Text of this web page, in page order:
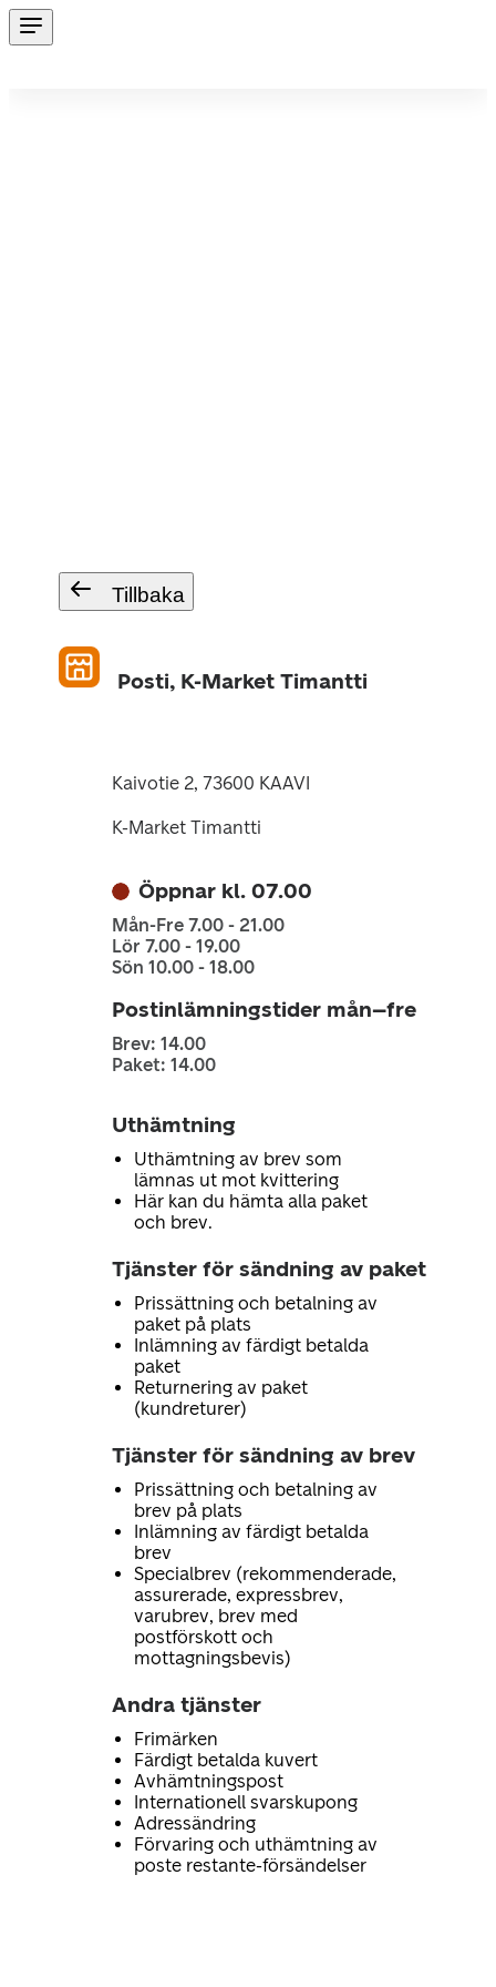
Tillbaka
Posti, K-Market Timantti
Kaivotie 2, 73600 KAAVI
K-Market Timantti
Öppnar kl. 07.00
Mån-Fre 7.00 - 21.00
Lör 7.00 - 19.00
Sön 10.00 - 18.00
Postinlämningstider mån–fre
Brev: 14.00
Paket: 14.00
Uthämtning
Uthämtning av brev som
lämnas ut mot kvittering
Här kan du hämta alla paket
och brev.
Tjänster för sändning av paket
Prissättning och betalning av
paket på plats
Inlämning av färdigt betalda
paket
Returnering av paket
(kundreturer)
Tjänster för sändning av brev
Prissättning och betalning av
brev på plats
Inlämning av färdigt betalda
brev
Specialbrev (rekommenderade,
assurerade, expressbrev,
varubrev, brev med
postförskott och
mottagningsbevis)
Andra tjänster
Frimärken
Färdigt betalda kuvert
Avhämtningspost
Internationell svarskupong
Adressändring
Förvaring och uthämtning av
poste restante-försändelser